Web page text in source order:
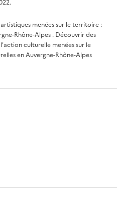
menées sur le territoire :
Rhône-Alpes . Découvrir des
culturelle menées sur le
en Auvergne-Rhône-Alpes